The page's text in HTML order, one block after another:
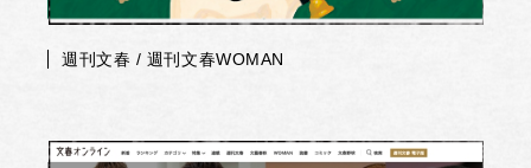
週刊文春 / 週刊文春WOMAN